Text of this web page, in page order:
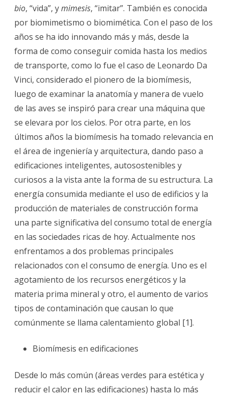
bio, “vida”, ymimesis, “imitar”. También es conocida
por biomimetismo o biomimética. Con el paso de los
años se ha ido innovando más y más, desde la
forma de como conseguir comida hasta los medios
de transporte, como lo fue el caso de Leonardo Da
Vinci, considerado el pionero de la biomímesis,
luego de examinar la anatomía y manera de vuelo
de las aves se inspiró para crear una máquina que
se elevara por los cielos. Por otra parte, en los
últimos años la biomímesis ha tomado relevancia en
el área de ingeniería y arquitectura, dando paso a
edificaciones inteligentes, autosostenibles y
curiosos a la vista ante la forma de su estructura. La
energía consumida mediante el uso de edificios y la
producción de materiales de construcción forma
una parte significativa del consumo total de energía
en las sociedades ricas de hoy. Actualmente nos
enfrentamos a dos problemas principales
relacionados con el consumo de energía. Uno es el
agotamiento de los recursos energéticos y la
materia prima mineral y otro, el aumento de varios
tipos de contaminación que causan lo que
comúnmente se llama calentamiento global [1].
Biomímesis en edificaciones
Desde lo más común (áreas verdes para estética y
reducir el calor en las edificaciones) hasta lo más